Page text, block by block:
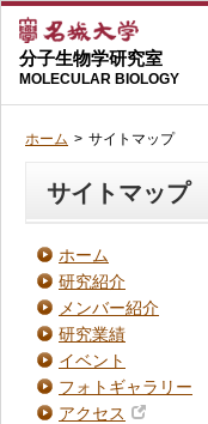
分子生物学研究室
MOLECULAR BIOLOGY
ホーム サイトマップ
サイトマップ
ホーム
研究紹介
メンバー紹介
研究業績
イベント
フォトギャラリー
アクセス